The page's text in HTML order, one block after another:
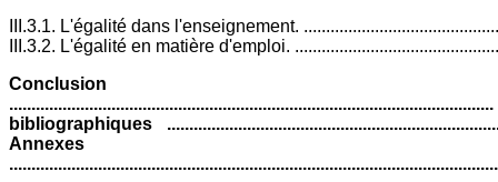
III.3.1. L'égalité dans l'enseignement.
III.3.2. L'égalité en matière d'emploi.
Conclusion
bibliographiques
Annexes